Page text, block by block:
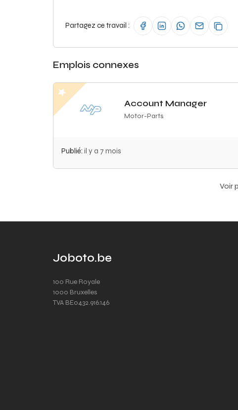
Partagez ce travail :
Emplois connexes
Account Manager
Motor-Parts
Publié: il y a 7 mois
Voir
Joboto.be
100 Rue Royale
1000 Bruxelles
TVA BE0432.916.146